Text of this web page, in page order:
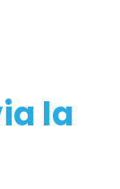
la